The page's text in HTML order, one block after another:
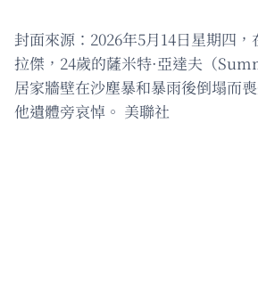
封面來源：2026年5月14日星期四
拉傑，24歲的薩米特·亞達夫（
居家牆壁在沙塵暴和暴雨後倒塌而
他遺體旁哀悼。 美聯社